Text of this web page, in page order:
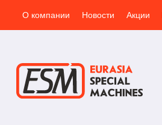
О компании Новости Акции